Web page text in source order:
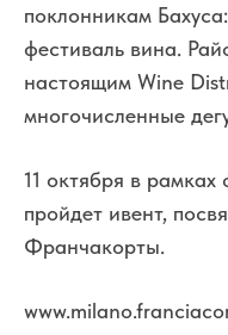
поклонникам
фестиваль вина.
настоящим Wine
многочисленные
11 октября в рамках
пройдет ивент,
Франчакорты.